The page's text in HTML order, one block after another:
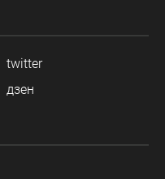
twitter
дзен